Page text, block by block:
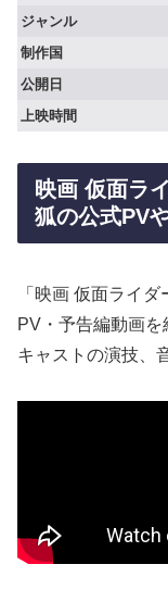
ジャンル
制作国
公開日
上映時間
映画 仮面ラ
狐の公式PV
「映画 仮面ライ
PV・予告編動画
キャストの演技、